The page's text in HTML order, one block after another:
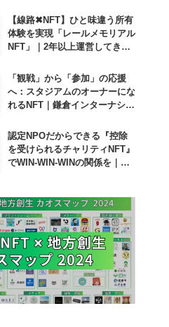
【線路✖︎NFT】ひと味違う所有
体験を実現「レールメモリアル
NFT」｜2年以上運営してきて
とは
「観戦」から「参加」の応援
へ：スタジアムのオーナーにな
れるNFT｜鎌倉インターナショ
認定NPOだからできる『控除
を受けられるチャリティNFT』
でWIN-WIN-WINの関係を｜日